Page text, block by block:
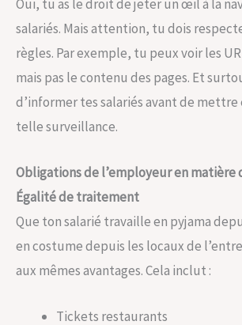
Oui, tu as le droit de jeter un œil à la
salariés. Mais attention, tu dois
règles. Par exemple, tu peux voir les
mais pas le contenu des pages. Et
d’informer tes salariés avant de mettre
telle surveillance.
Obligations de l’employeur en
Égalité de traitement
Que ton salarié travaille en pyjama
en costume depuis les locaux de
aux mêmes avantages. Cela inclut :
Tickets restaurants